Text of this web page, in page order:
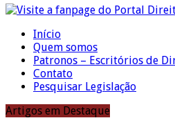
Início
Quem somos
Patronos – Escritórios de
Contato
Pesquisar Legislação
Artigos em Destaque